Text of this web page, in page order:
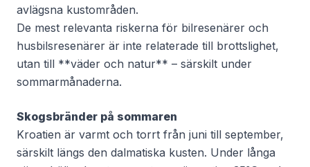
avlägsna kustområden.
De mest relevanta riskerna för bilresenärer och
husbilsresenärer är inte relaterade till brottslighet,
utan till **väder och natur** – särskilt under
sommarmånaderna.
Skogsbränder på sommaren
Kroatien är varmt och torrt från juni till september,
särskilt längs den dalmatiska kusten. Under långa